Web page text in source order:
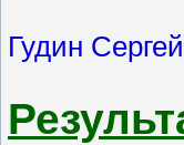
Гудин Сергей